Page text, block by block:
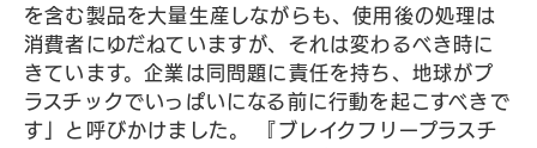
を含む製品を大量生産しながらも、使用後の処理は
消費者にゆだねていますが、それは変わるべき時に
きています。企業は同問題に責任を持ち、地球がプ
ラスチックでいっぱいになる前に行動を起こすべきで
す」と呼びかけました。 『ブレイクフリープラスチ